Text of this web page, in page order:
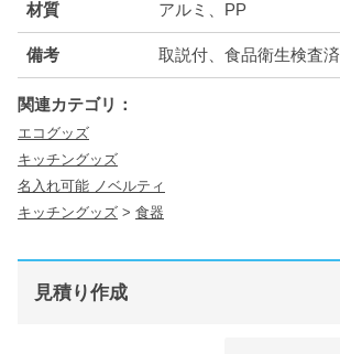
材質 アルミ、PP
備考 取説付、食品衛生検査済
関連カテゴリ：
エコグッズ
キッチングッズ
名入れ可能 ノベルティ
キッチングッズ > 食器
見積り作成